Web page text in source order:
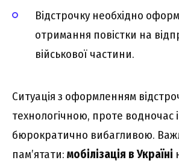
Відстрочку необхідно
отримання повістки на
військової частини.
Ситуація з оформленням
технологічною, проте водночас
бюрократично вибагливою.
пам’ятати: мобілізація в Україні